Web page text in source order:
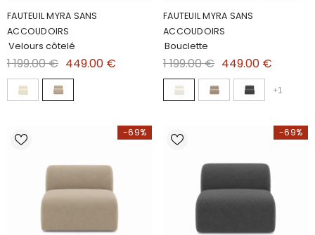
FAUTEUIL MYRA SANS
ACCOUDOIRS
Velours côtelé
1 199.00 € 449.00 €
FAUTEUIL MYRA SANS
ACCOUDOIRS
Bouclette
1 199.00 € 449.00 €
+1
-69% -69%